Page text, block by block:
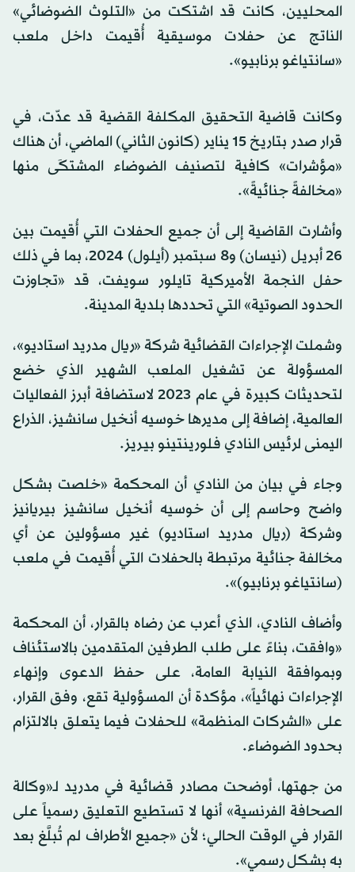
المحليين، كانت قد اشتكت من «التلوث الضوضائي»
الناتج عن حفلات موسيقية أُقيمت داخل ملعب
«سانتياغو برنابيو».
وكانت قاضية التحقيق المكلفة القضية قد عدّت، في
قرار صدر بتاريخ 15 يناير (كانون الثاني) الماضي، أن هناك
«مؤشرات» كافية لتصنيف الضوضاء المشتكَى منها
«مخالفةً جنائيةً».
وأشارت القاضية إلى أن جميع الحفلات التي أُقيمت بين
26 أبريل (نيسان) و8 سبتمبر (أيلول) 2024، بما في ذلك
حفل النجمة الأميركية تايلور سويفت، قد «تجاوزت
الحدود الصوتية» التي تحددها بلدية المدينة.
وشملت الإجراءات القضائية شركة «ريال مدريد استاديو»،
المسؤولة عن تشغيل الملعب الشهير الذي خضع
لتحديثات كبيرة في عام 2023 لاستضافة أبرز الفعاليات
العالمية، إضافة إلى مديرها خوسيه أنخيل سانشيز، الذراع
اليمنى لرئيس النادي فلورينتينو بيريز.
وجاء في بيان من النادي أن المحكمة «خلصت بشكل
واضح وحاسم إلى أن خوسيه أنخيل سانشيز بيريانيز
وشركة (ريال مدريد استاديو) غير مسؤولين عن أي
مخالفة جنائية مرتبطة بالحفلات التي أُقيمت في ملعب
(سانتياغو برنابيو)».
وأضاف النادي، الذي أعرب عن رضاه بالقرار، أن المحكمة
«وافقت، بناءً على طلب الطرفين المتقدمين بالاستئناف
وبموافقة النيابة العامة، على حفظ الدعوى وإنهاء
الإجراءات نهائياً»، مؤكدة أن المسؤولية تقع، وفق القرار،
على «الشركات المنظمة» للحفلات فيما يتعلق بالالتزام
بحدود الضوضاء.
من جهتها، أوضحت مصادر قضائية في مدريد لـ«وكالة
الصحافة الفرنسية» أنها لا تستطيع التعليق رسمياً على
القرار في الوقت الحالي؛ لأن «جميع الأطراف لم تُبلَّغ بعد
به بشكل رسمي».